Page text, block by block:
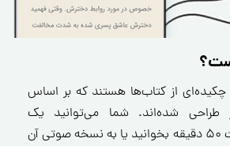
از کتاب‌ها هستند که بر اساس
طراحی شده‌اند. شما می‌توانید یک
میکروکتاب را در مدت ۵۰ دقیقه بخوانید یا به نسخه صوتی آن